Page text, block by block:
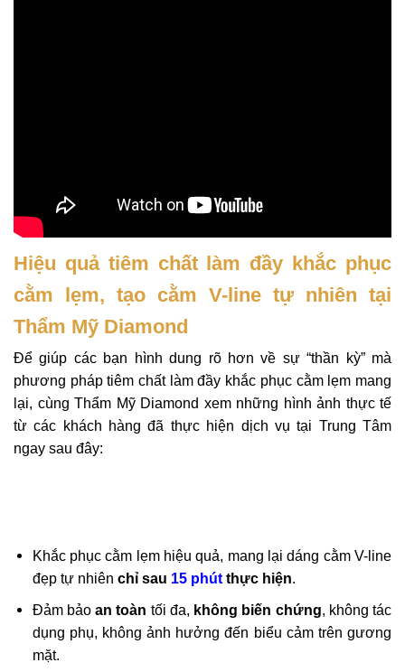
Hiệu quả tiêm chất làm đầy khắc phục
cằm lẹm, tạo cằm V-line tự nhiên tại
Thẩm Mỹ Diamond
Để giúp các bạn hình dung rõ hơn về sự “thần kỳ” mà
phương pháp tiêm chất làm đầy khắc phục cằm lẹm mang
lại, cùng Thẩm Mỹ Diamond xem những hình ảnh thực tế
từ các khách hàng đã thực hiện dịch vụ tại Trung Tâm
ngay sau đây:
Khắc phục cằm lẹm hiệu quả, mang lại dáng cằm V-line
đẹp tự nhiên chỉ sau 15 phútthực hiện.
Đảm bảoan toàn tối đa, không biến chứng, không tác
dụng phụ, không ảnh hưởng đến biểu cảm trên gương
mặt.